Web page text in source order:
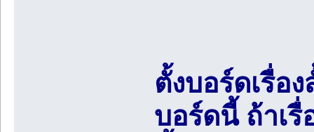
ตั้งบอร์ดเรื่อ
บอร์ดนี้ ถ้าเ